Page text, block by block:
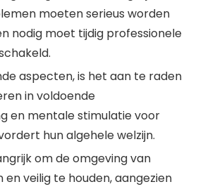
moeten serieus worden
nodig moet tijdig professionele
aspecten, is het aan te raden
in voldoende
en mentale stimulatie voor
hun algehele welzijn.
om de omgeving van
en veilig te houden, aangezien